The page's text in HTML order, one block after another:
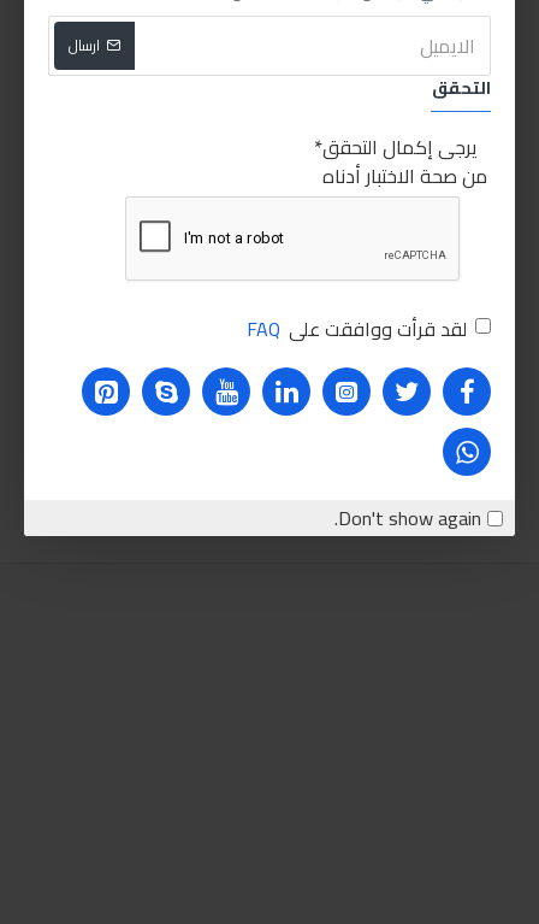
ارسال
التحقق
يرجى إكمال التحقق
من صحة الاختبار أدناه
لقد قرأت ووافقت على FAQ
Don't show again.
RELATED PRODUCTS
غير متوفر
ليكوي مولي توب تك 4200 4W-30 5ليتر
750.00LE
اضافة للسلة
غير متوفر
ليكوي مولي توب تك 1800R